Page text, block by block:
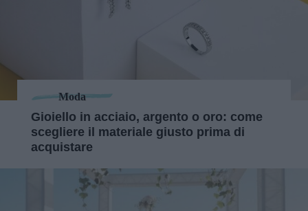
Moda
Gioiello in acciaio, argento o oro: come
scegliere il materiale giusto prima di
acquistare